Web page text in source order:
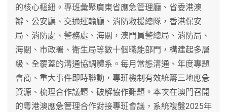
的核心樞紐。專班彙聚廣東省應急管理廳、省委港澳
辦、公安廳、交通運輸廳、消防救援總隊，香港保安
局、消防處、警務處、海關，澳門員警總局、消防局、
海關、市政署、衛生局等數十個職能部門，構建起多層
級、全覆蓋的溝通協調體系。每月常態溝通、年度專題
會商、重大事件即時聯動，專班機制有效統籌三地應急
資源、梳理合作議題、破解協作難題。本次在澳門召開
的粵港澳應急管理合作對接專班會議，系統複盤2025年